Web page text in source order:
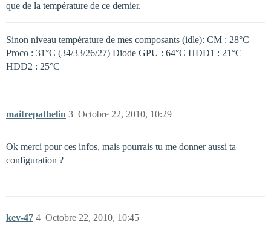
que de la température de ce dernier.
Sinon niveau température de mes composants (idle): CM : 28°C
Proco : 31°C (34/33/26/27) Diode GPU : 64°C HDD1 : 21°C
HDD2 : 25°C
maitrepathelin Octobre 22, 2010, 10:29
3
Ok merci pour ces infos, mais pourrais tu me donner aussi ta
configuration ?
kev-47 Octobre 22, 2010, 10:45
4